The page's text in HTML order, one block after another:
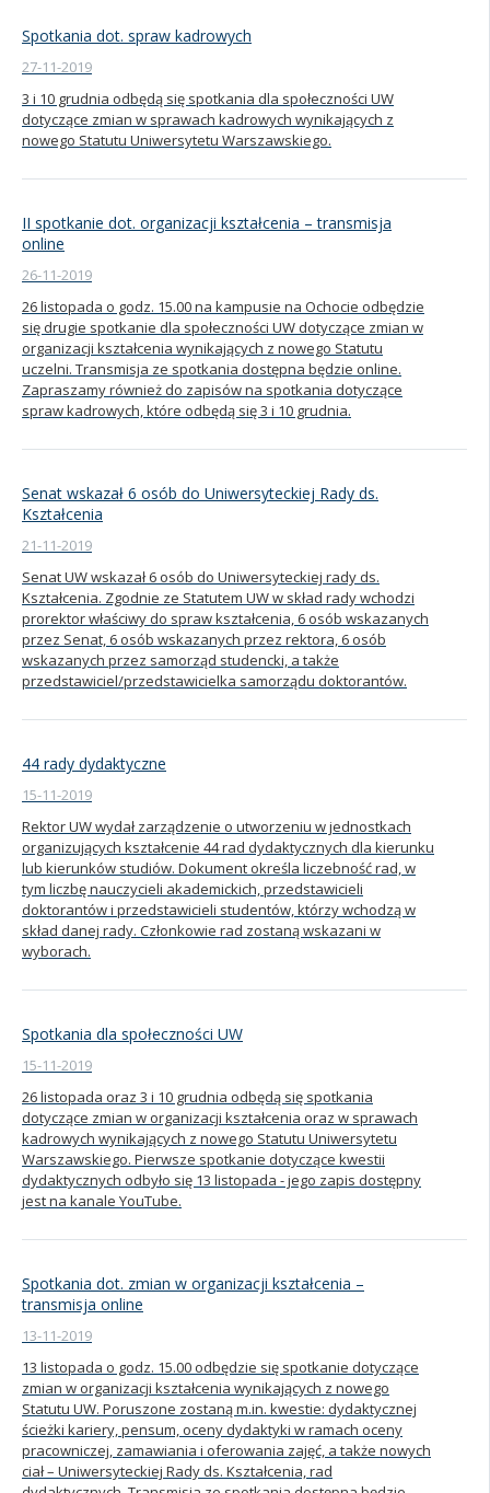
Spotkania dot. spraw kadrowych
27-11-2019
3 i 10 grudnia odbędą się spotkania dla społeczności UW
dotyczące zmian w sprawach kadrowych wynikających z
nowego Statutu Uniwersytetu Warszawskiego.
II spotkanie dot. organizacji kształcenia – transmisja
online
26-11-2019
26 listopada o godz. 15.00 na kampusie na Ochocie odbędzie
się drugie spotkanie dla społeczności UW dotyczące zmian w
organizacji kształcenia wynikających z nowego Statutu
uczelni. Transmisja ze spotkania dostępna będzie online.
Zapraszamy również do zapisów na spotkania dotyczące
spraw kadrowych, które odbędą się 3 i 10 grudnia.
Senat wskazał 6 osób do Uniwersyteckiej Rady ds.
Kształcenia
21-11-2019
Senat UW wskazał 6 osób do Uniwersyteckiej rady ds.
Kształcenia. Zgodnie ze Statutem UW w skład rady wchodzi
prorektor właściwy do spraw kształcenia, 6 osób wskazanych
przez Senat, 6 osób wskazanych przez rektora, 6 osób
wskazanych przez samorząd studencki, a także
przedstawiciel/przedstawicielka samorządu doktorantów.
44 rady dydaktyczne
15-11-2019
Rektor UW wydał zarządzenie o utworzeniu w jednostkach
organizujących kształcenie 44 rad dydaktycznych dla kierunku
lub kierunków studiów. Dokument określa liczebność rad, w
tym liczbę nauczycieli akademickich, przedstawicieli
doktorantów i przedstawicieli studentów, którzy wchodzą w
skład danej rady. Członkowie rad zostaną wskazani w
wyborach.
Spotkania dla społeczności UW
15-11-2019
26 listopada oraz 3 i 10 grudnia odbędą się spotkania
dotyczące zmian w organizacji kształcenia oraz w sprawach
kadrowych wynikających z nowego Statutu Uniwersytetu
Warszawskiego. Pierwsze spotkanie dotyczące kwestii
dydaktycznych odbyło się 13 listopada - jego zapis dostępny
jest na kanale YouTube.
Spotkania dot. zmian w organizacji kształcenia –
transmisja online
13-11-2019
13 listopada o godz. 15.00 odbędzie się spotkanie dotyczące
zmian w organizacji kształcenia wynikających z nowego
Statutu UW. Poruszone zostaną m.in. kwestie: dydaktycznej
ścieżki kariery, pensum, oceny dydaktyki w ramach oceny
pracowniczej, zamawiania i oferowania zajęć, a także nowych
ciał – Uniwersyteckiej Rady ds. Kształcenia, rad